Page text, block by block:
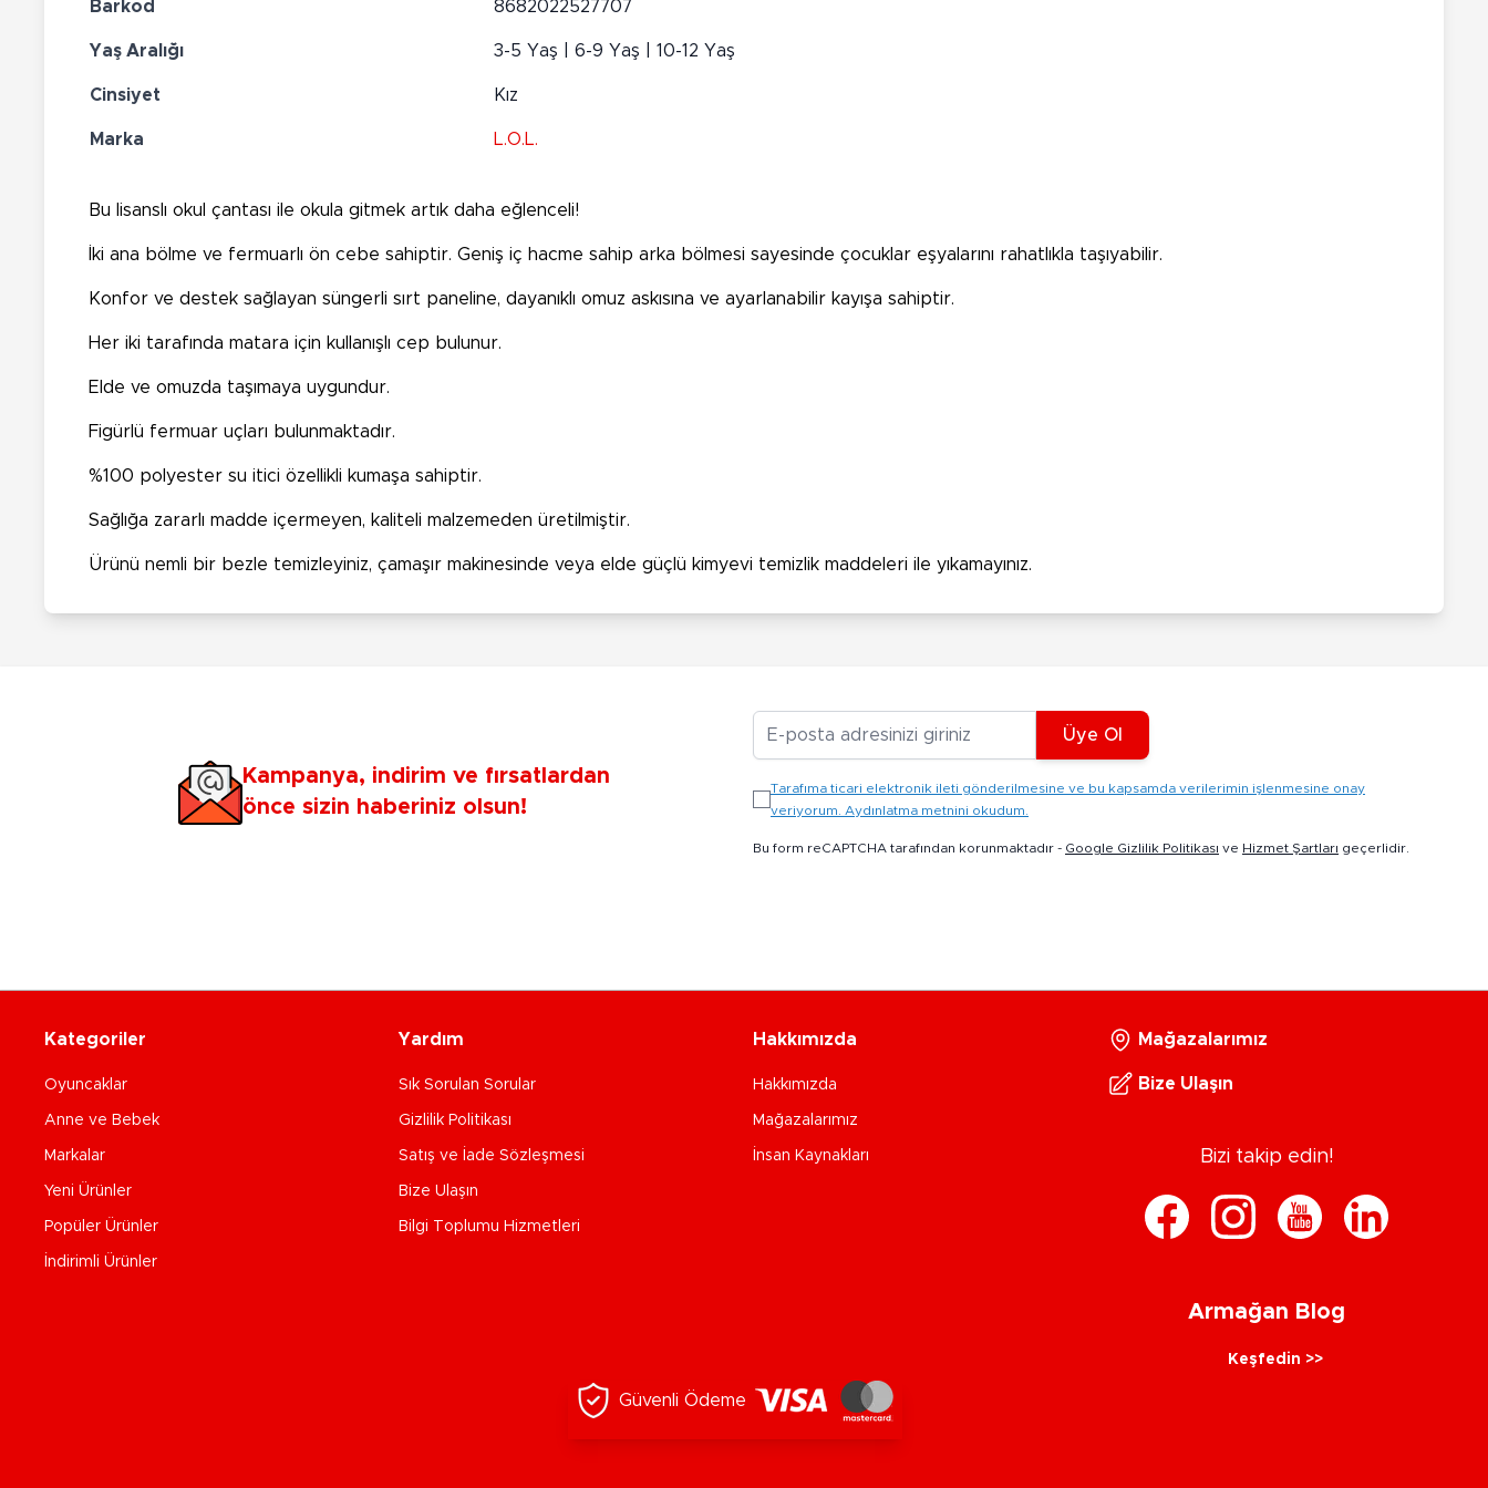
Barkod 8682022527707
Yaş Aralığı 3-5 Yaş | 6-9 Yaş | 10-12 Yaş
Cinsiyet Kız
Marka L.O.L.
Bu lisanslı okul çantası ile okula gitmek artık daha eğlenceli!
İki ana bölme ve fermuarlı ön cebe sahiptir. Geniş iç hacme sahip arka bölmesi sayesinde çocuklar eşyalarını rahatlıkla taşıyabilir.
Konfor ve destek sağlayan süngerli sırt paneline, dayanıklı omuz askısına ve ayarlanabilir kayışa sahiptir.
Her iki tarafında matara için kullanışlı cep bulunur.
Elde ve omuzda taşımaya uygundur.
Figürlü fermuar uçları bulunmaktadır.
%100 polyester su itici özellikli kumaşa sahiptir.
Sağlığa zararlı madde içermeyen, kaliteli malzemeden üretilmiştir.
Ürünü nemli bir bezle temizleyiniz, çamaşır makinesinde veya elde güçlü kimyevi temizlik maddeleri ile yıkamayınız.
Kampanya, indirim ve fırsatlardan
önce sizin haberiniz olsun!
Üye Ol
Tarafıma ticari elektronik ileti gönderilmesine ve bu kapsamda verilerimin işlenmesine onay
veriyorum. Aydınlatma metnini okudum.
Bu form reCAPTCHA tarafından korunmaktadır - Google Gizlilik Politikası ve Hizmet Şartları geçerlidir.
Kategoriler
Oyuncaklar
Anne ve Bebek
Markalar
Yeni Ürünler
Popüler Ürünler
İndirimli Ürünler
Yardım
Sık Sorulan Sorular
Gizlilik Politikası
Satış ve İade Sözleşmesi
Bize Ulaşın
Bilgi Toplumu Hizmetleri
Hakkımızda
Hakkımızda
Mağazalarımız
İnsan Kaynakları
Mağazalarımız
Bize Ulaşın
Bizi takip edin!
Armağan Blog
Keşfedin >>
Güvenli Ödeme